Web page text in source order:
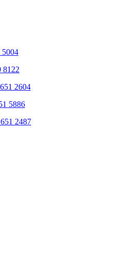
5004
8122
2604
5886
2487